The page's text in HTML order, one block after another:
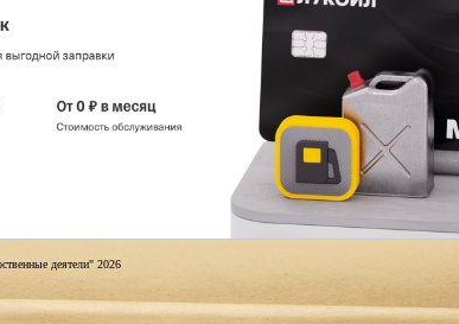
деятели" 2026